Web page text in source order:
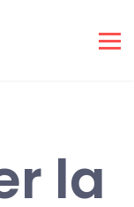
la